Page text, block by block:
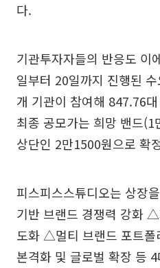
다.
기관투자자들의 반응도 이
일부터 20일까지 진행된
개 기관이 참여해 847.76
최종 공모가는 희망 밴드
상단인 2만1500원으로 확
피스피스스튜디오는 상장
기반 브랜드 경쟁력 강화
도화 △멀티 브랜드 포트
본격화 및 글로벌 확장 등